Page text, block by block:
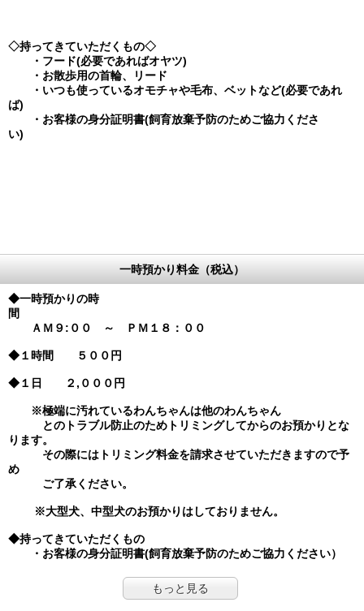
◇持ってきていただくもの◇
・フード(必要であればオヤツ)
・お散歩用の首輪、リード
・いつも使っているオモチャや毛布、ベットなど(必要であれ
ば)
・お客様の身分証明書(飼育放棄予防のためご協力くださ
い)
一時預かり料金（税込）
◆一時預かりの時
間
ＡＭ９:００ ～ ＰＭ１８：００
◆１時間 ５００円
◆１日 ２,０００円
※極端に汚れているわんちゃんは他のわんちゃん
とのトラブル防止のためトリミングしてからのお預かりとな
ります。
その際にはトリミング料金を請求させていただきますので予
め
ご了承ください。
※大型犬、中型犬のお預かりはしておりません。
◆持ってきていただくもの
・お客様の身分証明書(飼育放棄予防のためご協力ください）
もっと見る